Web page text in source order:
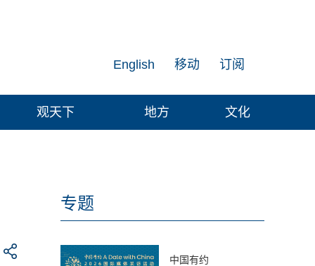
订阅
移动
English
观天下 地方 文化
专题
中国有约